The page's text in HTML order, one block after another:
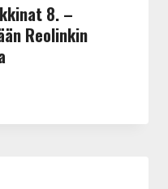
8. –
Reolinkin